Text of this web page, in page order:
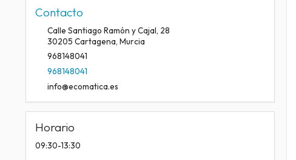
Contacto
Calle Santiago Ramón y Cajal, 28
30205 Cartagena, Murcia
968148041
968148041
info@ecomatica.es
Horario
09:30-13:30